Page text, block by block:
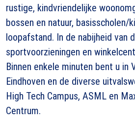
rustige, kindvriendelijke
bossen en natuur, basisscholen/
loopafstand. In de nabijheid van
sportvoorzieningen en
Binnen enkele minuten bent u in
Eindhoven en de diverse
High Tech Campus, ASML en
Centrum.